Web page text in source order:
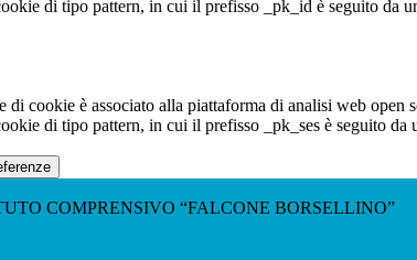
di tipo pattern, in cui il prefisso _pk_id è seguito da
di cookie è associato alla piattaforma di analisi web
di tipo pattern, in cui il prefisso _pk_ses è seguito
COMPRENSIVO “FALCONE BORSELLINO”